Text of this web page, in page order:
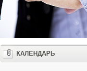
КАЛЕНДАРЬ